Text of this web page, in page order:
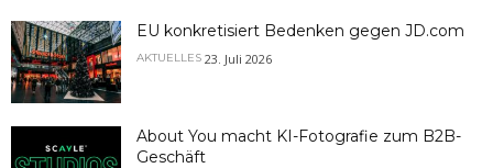
EU konkretisiert Bedenken gegen JD.com
AKTUELLES 23. Juli 2026
About You macht KI-Fotografie zum B2B-
Geschäft